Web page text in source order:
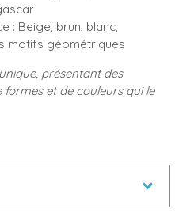
: Beige, brun, blanc,
motifs géométriques
présentant des
et de couleurs qui le